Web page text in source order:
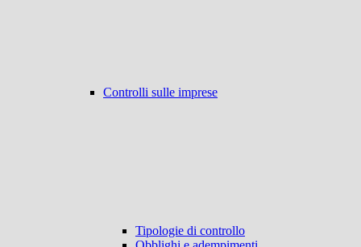
Controlli sulle imprese
Tipologie di controllo